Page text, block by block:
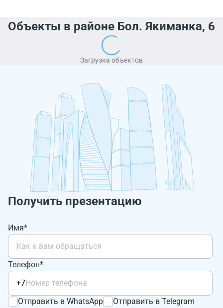
Объекты в районе Бол. Якиманка, 6
Загрузка объектов
Получить презентацию
Имя*
Телефон*
+7
Отправить в WhatsApp
Отправить в Telegram